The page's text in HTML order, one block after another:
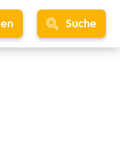
Suche